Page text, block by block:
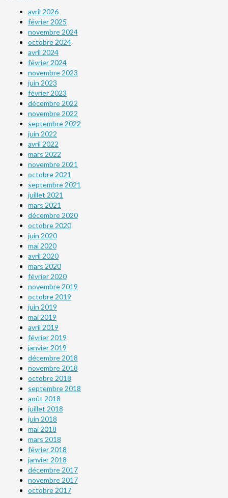
avril 2026
février 2025
novembre 2024
octobre 2024
avril 2024
février 2024
novembre 2023
juin 2023
février 2023
décembre 2022
novembre 2022
septembre 2022
juin 2022
avril 2022
mars 2022
novembre 2021
octobre 2021
septembre 2021
juillet 2021
mars 2021
décembre 2020
octobre 2020
juin 2020
mai 2020
avril 2020
mars 2020
février 2020
novembre 2019
octobre 2019
juin 2019
mai 2019
avril 2019
février 2019
janvier 2019
décembre 2018
novembre 2018
octobre 2018
septembre 2018
août 2018
juillet 2018
juin 2018
mai 2018
mars 2018
février 2018
janvier 2018
décembre 2017
novembre 2017
octobre 2017